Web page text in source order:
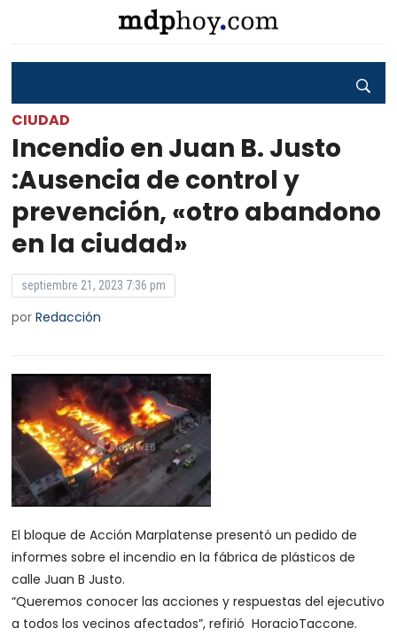
CIUDAD
Incendio en Juan B. Justo
:Ausencia de control y
prevención, «otro abandono
en la ciudad»
septiembre 21, 2023 7:36 pm
porRedacción
El bloque de Acción Marplatense presentó un pedido de
informes sobre el incendio en la fábrica de plásticos de
calle Juan B Justo.
“Queremos conocer las acciones y respuestas del ejecutivo
a todos los vecinos afectados”, refirió HoracioTaccone.